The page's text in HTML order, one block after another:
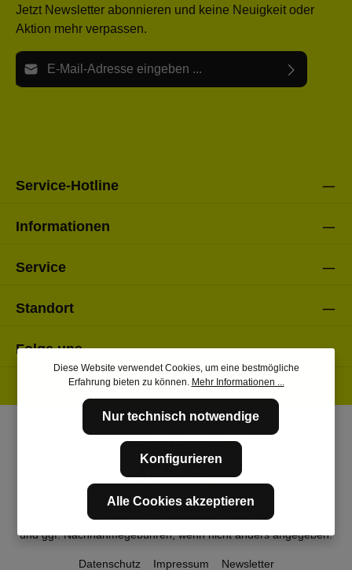
Jetzt Newsletter abonnieren und keine Neuigkeit oder
Aktion mehr verpassen.
E-Mail-Adresse*
Service-Hotline
Informationen
Service
Standort
Folge uns
* Alle Preise inkl. gesetzl. Mehrwertsteuer zzgl.Versandkosten
und ggf. Nachnahmegebühren, wenn nicht anders angegeben.
Datenschutz Impressum Newsletter
Diese Website verwendet Cookies, um eine bestmögliche
Erfahrung bieten zu können. Mehr Informationen ...
Nur technisch notwendige
Konfigurieren
Alle Cookies akzeptieren